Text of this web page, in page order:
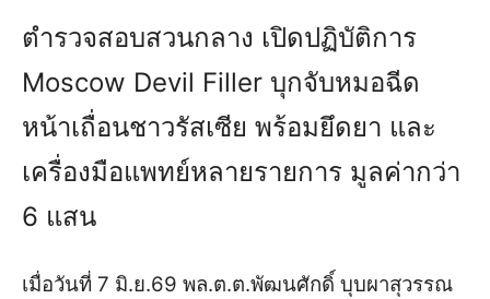
ตำรวจสอบสวนกลาง เปิดปฏิบัติการ
Moscow Devil Filler บุกจับหมอฉีด
หน้าเถื่อนชาวรัสเซีย พร้อมยึดยา และ
เครื่องมือแพทย์หลายรายการ มูลค่ากว่า
6 แสน
เมื่อวันที่ 7 มิ.ย.69 พล.ต.ต.พัฒนศักดิ์ บุบผาสุวรรณ